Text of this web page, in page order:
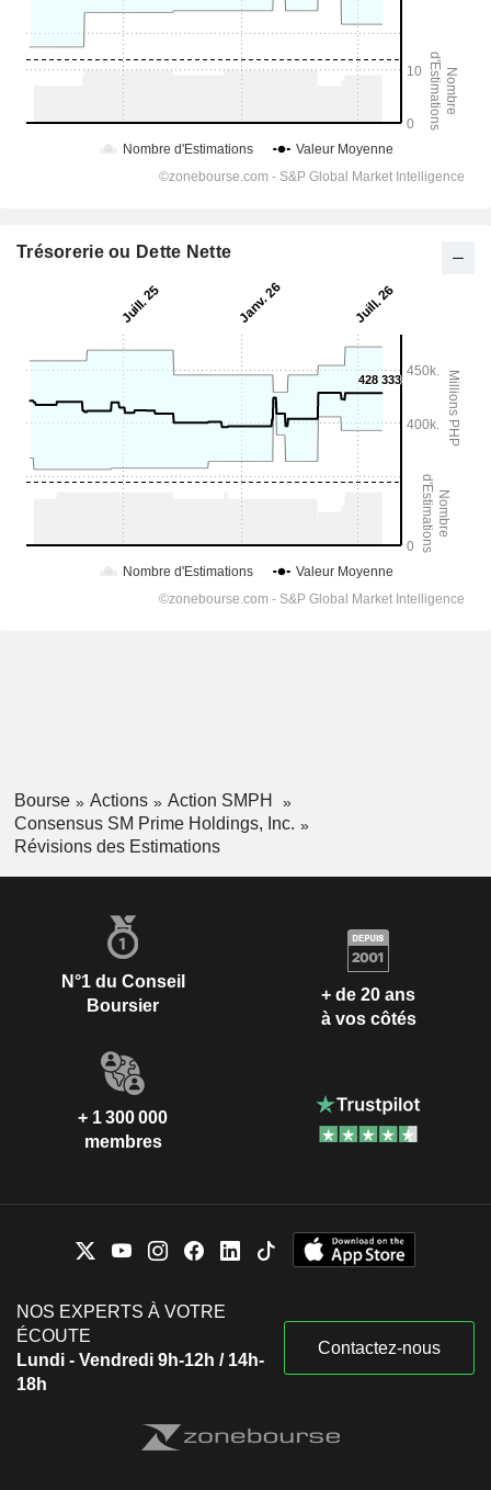
Trésorerie ou Dette Nette
Bourse Actions
Action SMPH
Consensus SM Prime Holdings, Inc.
Révisions des Estimations
N°1 du Conseil
Boursier
+ de 20 ans
à vos côtés
+ 1 300 000
membres
NOS EXPERTS À VOTRE
ÉCOUTE
Lundi - Vendredi 9h-12h / 14h-
18h
Contactez-nous